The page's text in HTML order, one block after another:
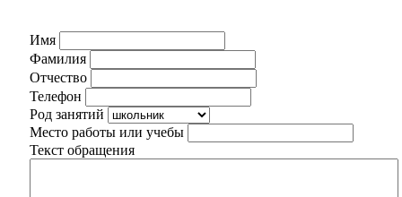
Имя
Фамилия
Отчество
Телефон
Род занятий
Место работы или учебы
Текст обращения